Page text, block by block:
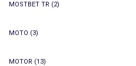
MOSTBET TR (2)
MOTO (3)
MOTOR (13)